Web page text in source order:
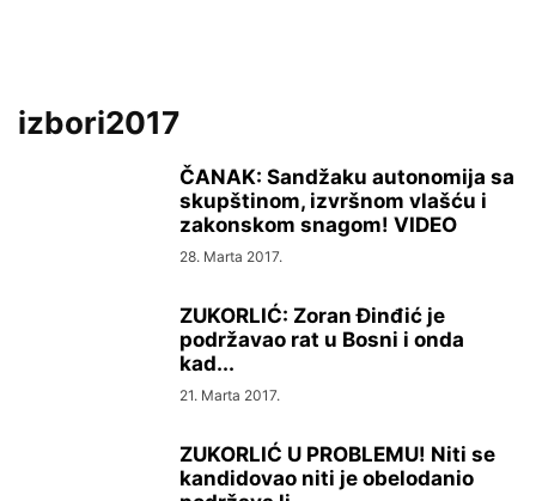
izbori2017
ČANAK: Sandžaku autonomija sa
skupštinom, izvršnom vlašću i
zakonskom snagom! VIDEO
28. Marta 2017.
ZUKORLIĆ: Zoran Đinđić je
podržavao rat u Bosni i onda
kad...
21. Marta 2017.
ZUKORLIĆ U PROBLEMU! Niti se
kandidovao niti je obelodanio